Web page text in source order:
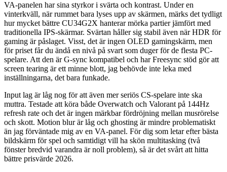
VA-panelen har sina styrkor i svärta och kontrast. Under en
vinterkväll, när rummet bara lyses upp av skärmen, märks det tydligt
hur mycket bättre CU34G2X hanterar mörka partier jämfört med
traditionella IPS-skärmar. Svärtan håller sig stabil även när HDR för
gaming är påslaget. Visst, det är ingen OLED gamingskärm, men
för priset får du ändå en nivå på svart som duger för de flesta PC-
spelare. Att den är G-sync kompatibel och har Freesync stöd gör att
screen tearing är ett minne blott, jag behövde inte leka med
inställningarna, det bara funkade.
Input lag är låg nog för att även mer seriös CS-spelare inte ska
muttra. Testade att köra både Overwatch och Valorant på 144Hz
refresh rate och det är ingen märkbar fördröjning mellan musrörelse
och skott. Motion blur är låg och ghosting är mindre problematiskt
än jag förväntade mig av en VA-panel. För dig som letar efter bästa
bildskärm för spel och samtidigt vill ha skön multitasking (två
fönster bredvid varandra är noll problem), så är det svårt att hitta
bättre prisvärde 2026.